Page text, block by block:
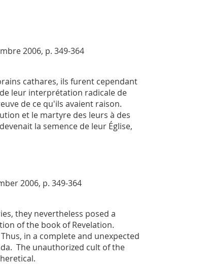
2006, p. 349-364
cathares, ils furent cependant
leur interprétation radicale de
de ce qu'ils avaient raison.
et le martyre des leurs à des
la semence de leur Église,
2006, p. 349-364
they nevertheless posed a
of the book of Revelation.
in a complete and unexpected
The unauthorized cult of the